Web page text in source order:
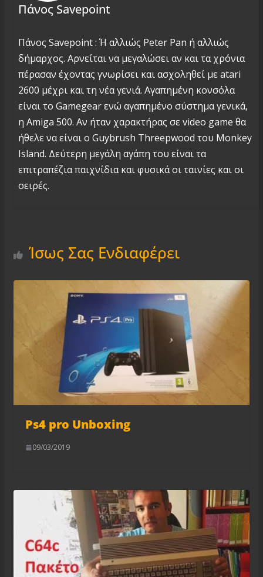
Πάνος Savepoint
Πάνος Savepoint : Ή αλλιώς Peter Pan ή αλλιώς
δήμαρχος. Αρνείται να μεγαλώσει αν και τα χρόνια
πέρασαν έχοντας γνωρίσει και ασχοληθεί με atari
2600 μέχρι και τη νέα γενιά. Αγαπημένη κονσόλα
είναι το Gamegear ενώ αγαπημένο σύστημα γενικά,
η Amiga 500. Αν ήταν χαρακτήρας σε video game θα
ήθελε να είναι ο Guybrush Threepwood του Monkey
Island. Δεύτερη μεγάλη αγάπη του είναι τα
επιτραπέζια παιχνίδια και φυσικά οι ταινίες και οι
σειρές.
Ίσως Σας Ενδιαφέρει
Ps4 pro Unboxing
09/03/2019